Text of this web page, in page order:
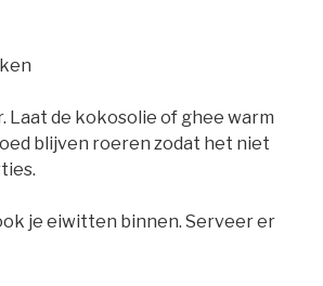
Laat de kokosolie of ghee warm
blijven roeren zodat het niet
je eiwitten binnen. Serveer er